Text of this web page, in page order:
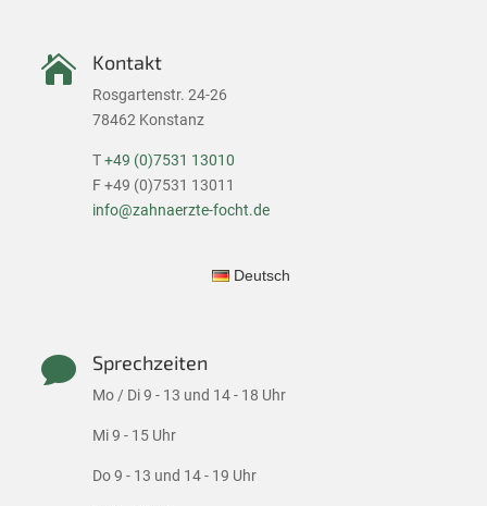
 Kontakt
Rosgartenstr. 24-26
78462 Konstanz
T+49 (0)7531 13010
F +49 (0)7531 13011
info@zahnaerzte-focht.de
Deutsch
 Sprechzeiten
Mo / Di 9 - 13 und 14 - 18 Uhr
Mi 9 - 15 Uhr
Do 9 - 13 und 14 - 19 Uhr